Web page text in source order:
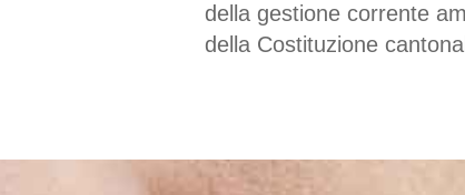
della gestione corrente
della Costituzione